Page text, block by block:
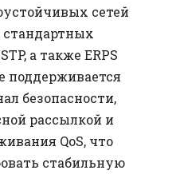
сетей
стандартных
а также ERPS
поддерживается
безопасности,
рассылкой и
QoS, что
стабильную